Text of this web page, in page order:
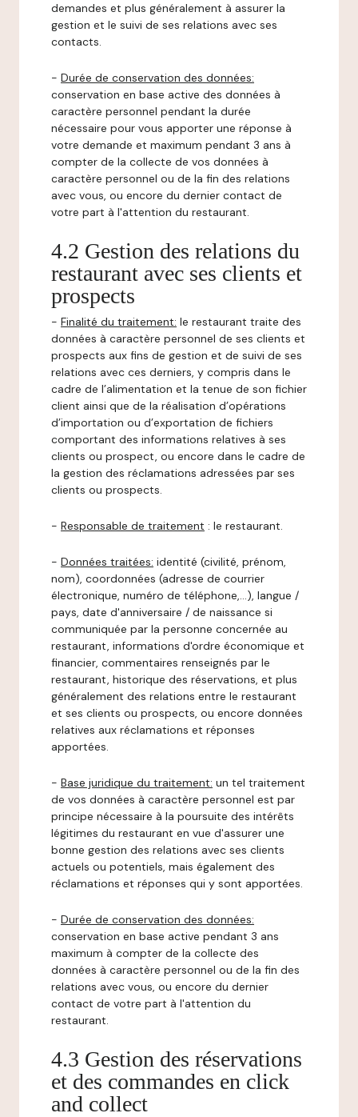
demandes et plus généralement à assurer la
gestion et le suivi de ses relations avec ses
contacts.
- Durée de conservation des données:
conservation en base active des données à
caractère personnel pendant la durée
nécessaire pour vous apporter une réponse à
votre demande et maximum pendant 3 ans à
compter de la collecte de vos données à
caractère personnel ou de la fin des relations
avec vous, ou encore du dernier contact de
votre part à l'attention du restaurant.
4.2 Gestion des relations du
restaurant avec ses clients et
prospects
- Finalité du traitement: le restaurant traite des
données à caractère personnel de ses clients et
prospects aux fins de gestion et de suivi de ses
relations avec ces derniers, y compris dans le
cadre de l’alimentation et la tenue de son fichier
client ainsi que de la réalisation d’opérations
d’importation ou d’exportation de fichiers
comportant des informations relatives à ses
clients ou prospect, ou encore dans le cadre de
la gestion des réclamations adressées par ses
clients ou prospects.
- Responsable de traitement : le restaurant.
- Données traitées: identité (civilité, prénom,
nom), coordonnées (adresse de courrier
électronique, numéro de téléphone,…), langue /
pays, date d'anniversaire / de naissance si
communiquée par la personne concernée au
restaurant, informations d'ordre économique et
financier, commentaires renseignés par le
restaurant, historique des réservations, et plus
généralement des relations entre le restaurant
et ses clients ou prospects, ou encore données
relatives aux réclamations et réponses
apportées.
- Base juridique du traitement: un tel traitement
de vos données à caractère personnel est par
principe nécessaire à la poursuite des intérêts
légitimes du restaurant en vue d'assurer une
bonne gestion des relations avec ses clients
actuels ou potentiels, mais également des
réclamations et réponses qui y sont apportées.
- Durée de conservation des données:
conservation en base active pendant 3 ans
maximum à compter de la collecte des
données à caractère personnel ou de la fin des
relations avec vous, ou encore du dernier
contact de votre part à l'attention du
restaurant.
4.3 Gestion des réservations
et des commandes en click
and collect